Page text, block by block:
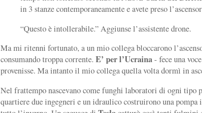
in 3 stanze contemporaneamente e avete preso
“Questo è intollerabile.” Aggiunse l’assistente drone.
Ma mi ritenni fortunato, a un mio collega bloccarono
consumando troppa corrente. E’ per l’Ucraina- fece una
provenisse. Ma intanto il mio collega quella volta dormì in
Nel frattempo nascevano come funghi laboratori di ogni tipo
quartiere due ingegneri e un idraulico costruirono una